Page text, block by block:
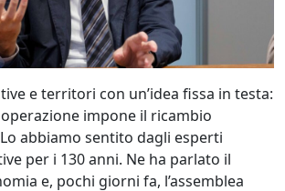
e territori con un’idea fissa in testa:
impone il ricambio
abbiamo sentito dagli esperti
per i 130 anni. Ne ha parlato il
e, pochi giorni fa, l’assemblea